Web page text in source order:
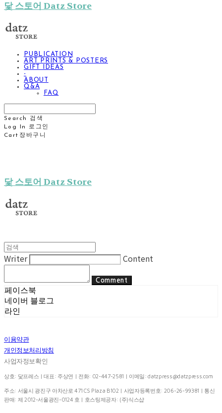
닻 스토어 Datz Store
PUBLICATION
ART PRINTS & POSTERS
GIFT IDEAS
-
ABOUT
Q&A
FAQ
Search
검색
Log In
로그인
Cart 장바구니
닻 스토어 Datz Store
Writer Content
Comment
페이스북
네이버 블로그
라인
이용약관
개인정보처리방침
사업자정보확인
상호: 닻프레스 | 대표: 주상연 | 전화: 02-447-2581 | 이메일:datzpress@datzpress.com
주소: 서울시 광진구 아차산로 471 CS Plaza B102 | 사업자등록번호: 206-26-99381 | 통신
판매: 제 2012-서울광진-0124 호 | 호스팅제공자: (주)식스샵